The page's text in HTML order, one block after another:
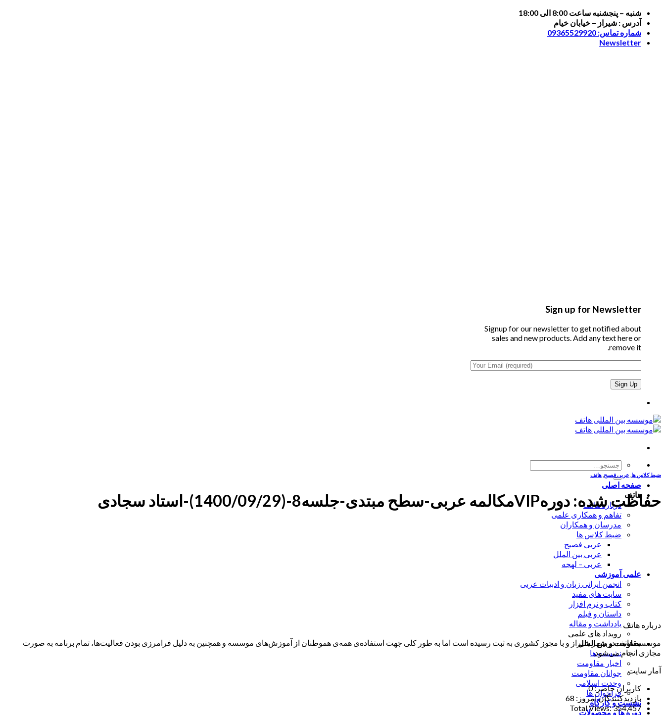
Skip
content
شنبه – پنجشنبه ساعت 8:00 الی 18:00
آدرس : شیراز – خیابان خیام
شماره تماس: 09365529920
Newsletter
Sign up for Newsletter
Signup for our newsletter to get notified about
sales and new products. Add any text here or
remove it.
جستجو
برای:
صفحه اصلی
هاتف
درباره هاتف
تفاهم و همکاری علمی
مدرسان و همکاران
ضبط کلاس ها
عربی فصیح
عربی بین الملل
عربی – لهجه
علمی آموزشی
انجمن ایرانی زبان و ادبیات عربی
سایت های مفید
کتاب و نرم افزار
داستان و فیلم
یادداشت و مقاله
رویداد های علمی
مقاومت و بین الملل
نشست ها
اخبار مقاومت
جوانان مقاومت
وحدت اسلامی
فراخوان ها
نشست و کارگاه
دوره ها و محصولات
ضبط کلاس ها عربی فصیح هاتف
حفاظت شده: دورهVIPمکالمه عربی-سطح مبتدی-جلسه8-(1400/09/29)-استاد سجادی
درباره هاتف
موسسه هاتف در شهر شیراز و با مجوز کشوری به ثبت رسیده است اما به طور کلی جهت استفاده‌ی همه‌ی هموطنان از آموزش‌های موسسه و همچنین به دلیل فرامرزی بودن فعالیت‌ها، تمام برنامه به صورت
مجازی انجام می‌شود.
آمار سایت
کاربران حاضر:0
بازدیدکنندگان امروز: 68
Total Views:354,457